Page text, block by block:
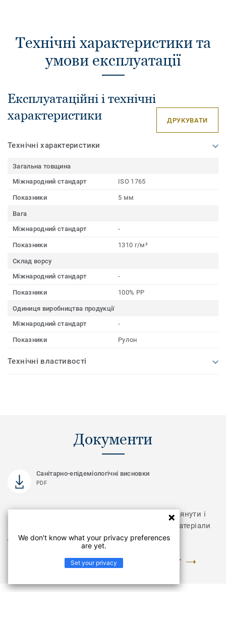
Технічні характеристики та
умови експлуатації
Експлуатаційні і технічні
характеристики
ДРУКУВАТИ
Технічні характеристики
Загальна товщина
Міжнародний стандарт
ISO 1765
Показники 5 мм
Вага
Міжнародний стандарт
-
Показники 1310 г/м²
Склад ворсу
Міжнародний стандарт
-
Показники 100% PP
Одиниця виробництва продукції
Міжнародний стандарт
-
Показники Рулон
Технічні властивості
Документи
Санітарно-епідеміологічні висновки
PDF
Відвідайте розділ з документами, щоб переглянути і
завантажити інструкції з укладання та інші матеріали
для колекції MERIDIAN
ПЕРЕЙТИ У РОЗДІЛ "ДОКУМЕНТИ ТА ЗОБРАЖЕННЯ"
We don't know what your privacy preferences
are yet.
Set your privacy